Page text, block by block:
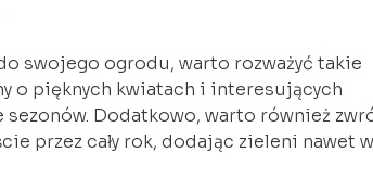
swojego ogrodu, warto rozważyć takie
o pięknych kwiatach i interesujących
Dodatkowo, warto również
przez cały rok, dodając zieleni nawet w